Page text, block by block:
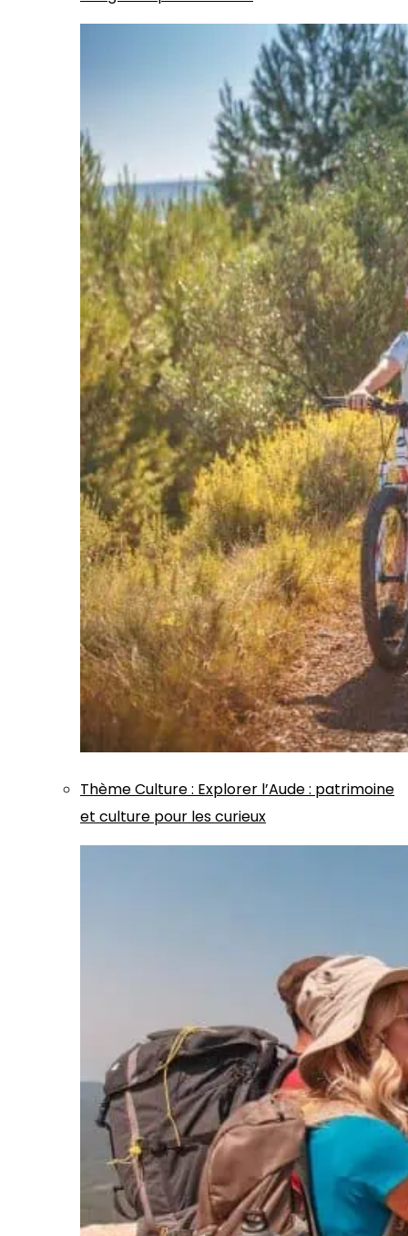
ThèmeCulture: Explorer l’Aude : patrimoine
et culture pour les curieux